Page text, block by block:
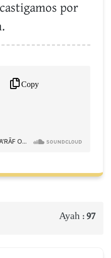
por
Copy
Ayah : 97